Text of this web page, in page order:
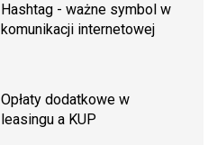
Hashtag - ważne symbol w
komunikacji internetowej
Opłaty dodatkowe w
leasingu a KUP